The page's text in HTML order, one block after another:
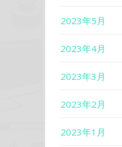
2023年5月
2023年4月
2023年3月
2023年2月
2023年1月